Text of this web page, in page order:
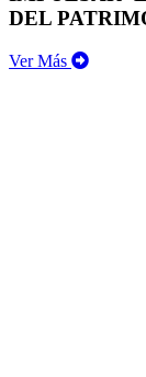
DEL
Ver Más